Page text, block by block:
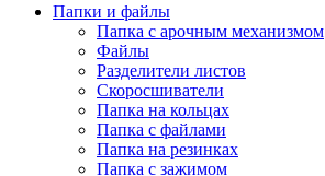
Папки и файлы
Папка с арочным механизмом
Файлы
Разделители листов
Скоросшиватели
Папка на кольцах
Папка с файлами
Папка на резинках
Папка с зажимом